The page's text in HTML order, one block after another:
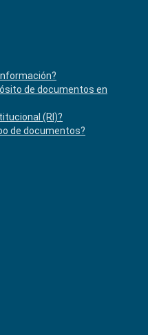
de documentos en
(RI)?
de documentos?